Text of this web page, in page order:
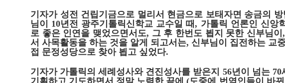
기자가 성전 건립기금으로 멀리서 현금으로 보태자면 송금의
님이 10년전 광주기톨릭신학교 교수일 때, 가톨릭 언론인 신앙
로 좋은 인연을 맺었으면서도, 그 후 한번도 뵙지 못한 신부님이,
서 사목활동을 하는 것을 알게 되고서는, 신부님이 집전하는 교
접 문정성당으로 찾아 뵙고 싶었다.
기자가 가톨릭의 세례성사와 견진성사를 받은지 56년이 넘는 70
기획하고 기도하면서 정말 노력한 끝에 (도중에 번역인들이 바